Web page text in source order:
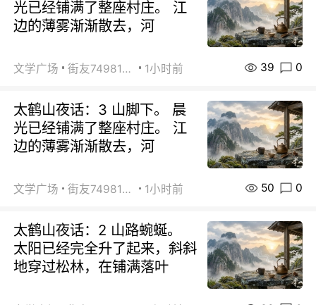
光已经铺满了整座村庄。 江
边的薄雾渐渐散去，河
文学广场 街友74981146 1小时前 39 0
太鹤山夜话：3 山脚下。 晨
光已经铺满了整座村庄。 江
边的薄雾渐渐散去，河
文学广场 街友74981146 1小时前 50 0
太鹤山夜话：2 山路蜿蜒。
太阳已经完全升了起来，斜斜
地穿过松林，在铺满落叶